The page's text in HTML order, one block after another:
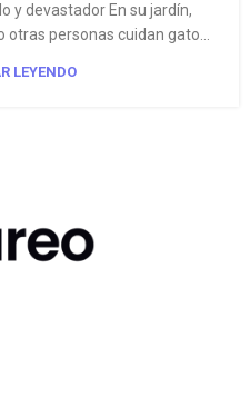
y devastador En su jardín,
personas cuidan gato...
LEYENDO